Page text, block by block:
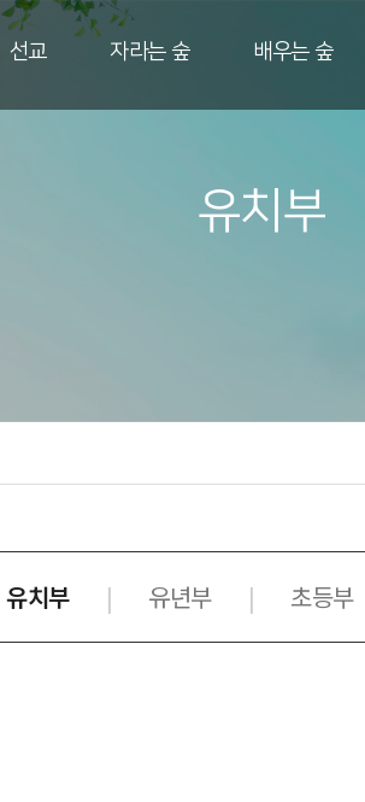
선교 자라는 숲 배우는 숲
유치부
유치부 | 유년부 | 초등부